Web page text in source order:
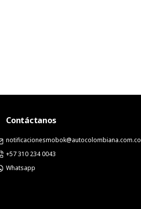
Contáctanos
notificacionesmobok@autocolombiana.com.co
+57 310 234 0043
Whatsapp